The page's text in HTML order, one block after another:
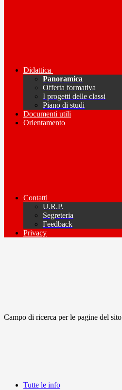
Didattica
Panoramica
Offerta formativa
I progetti delle classi
Piano di studi
Documenti utili
Orientamento
Contatti
U.R.P.
Segreteria
Feedback
Privacy
Campo di ricerca per le pagine del sito
Tutte le info